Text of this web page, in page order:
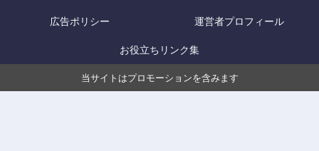
広告ポリシー 運営者プロフィール
お役立ちリンク集
当サイトはプロモーションを含みます